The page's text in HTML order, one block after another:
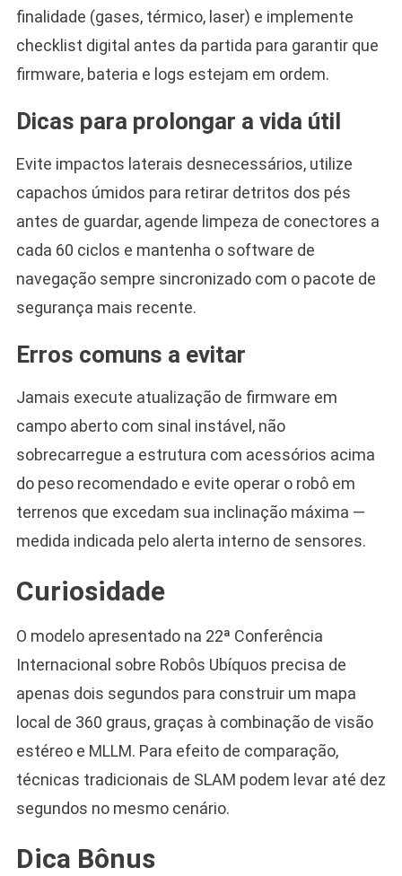
finalidade (gases, térmico, laser) e implemente
checklist digital antes da partida para garantir que
firmware, bateria e logs estejam em ordem.
Dicas para prolongar a vida útil
Evite impactos laterais desnecessários, utilize
capachos úmidos para retirar detritos dos pés
antes de guardar, agende limpeza de conectores a
cada 60 ciclos e mantenha o software de
navegação sempre sincronizado com o pacote de
segurança mais recente.
Erros comuns a evitar
Jamais execute atualização de firmware em
campo aberto com sinal instável, não
sobrecarregue a estrutura com acessórios acima
do peso recomendado e evite operar o robô em
terrenos que excedam sua inclinação máxima —
medida indicada pelo alerta interno de sensores.
Curiosidade
O modelo apresentado na 22ª Conferência
Internacional sobre Robôs Ubíquos precisa de
apenas dois segundos para construir um mapa
local de 360 graus, graças à combinação de visão
estéreo e MLLM. Para efeito de comparação,
técnicas tradicionais de SLAM podem levar até dez
segundos no mesmo cenário.
Dica Bônus